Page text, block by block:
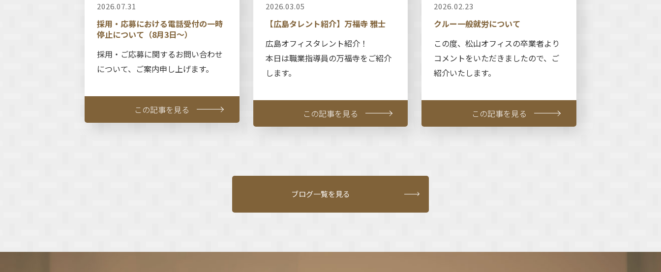
2026.07.31
採用・応募における電話受付の一時
停止について（8月3日～）
採用・ご応募に関するお問い合わせ
について、ご案内申し上げます。
この記事を見る
2026.03.05
【広島タレント紹介】万福寺 雅士
広島オフィスタレント紹介！
本日は職業指導員の万福寺をご紹介
します。
この記事を見る
2026.02.23
クルー一般就労について
この度、松山オフィスの卒業者より
コメントをいただきましたので、ご
紹介いたします。
この記事を見る
ブログ一覧を見る